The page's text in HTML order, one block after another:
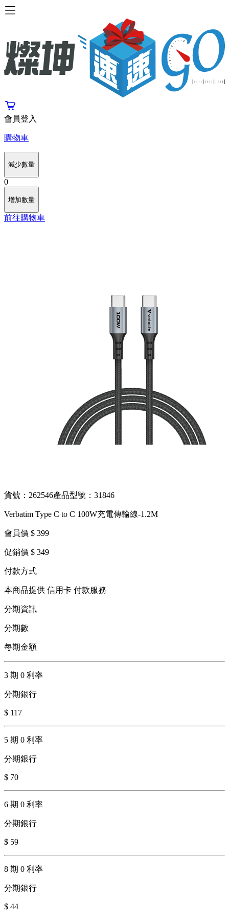
會員登入
購物車
減少數量
0
增加數量
前往購物車
貨號：262546產品型號：31846
Verbatim Type C to C 100W充電傳輸線-1.2M
會員價 $ 399
促銷價 $ 349
付款方式
本商品提供 信用卡 付款服務
分期資訊
分期數
每期金額
3 期 0 利率
分期銀行
$ 117
5 期 0 利率
分期銀行
$ 70
6 期 0 利率
分期銀行
$ 59
8 期 0 利率
分期銀行
$ 44